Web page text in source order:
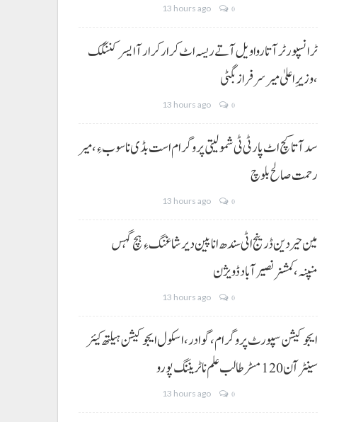
13 hours ago 0
ٹرانسپورٹر آتا روا ویل آتے ریسہ اٹ کرار کرار آ ایسر کننگک
،وزیرِ اعلیٰ میر سرفراز بگٹی
13 hours ago 0
سد آتا کچ اٹ پارٹی ٹی شمولیتی پروگرام است بڈی نا سوب ءِ،میر
رحمت صالح بلوچ
13 hours ago 0
مین حیردین ڈرینج اٹی سندھ انا پین دیر شاغنگ ءِ ہچ گہس
منپنہ،کمشنر نصیرآباد ڈویژن
13 hours ago 0
ایجوکیشن سپورٹ پروگرام،گوادر، اسکول ایجوکیشن ہیلتھ کیئر
سینٹر آن 120 مسڑ طالب علم نا ٹریننگ پورو
13 hours ago 0